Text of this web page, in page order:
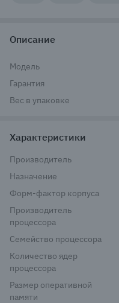
Описание
Модель
Гарантия
Вес в упаковке
Характеристики
Производитель
Назначение
Форм-фактор корпуса
Производитель
процессора
Семейство процессора
Количество ядер
процессора
Размер оперативной
памяти